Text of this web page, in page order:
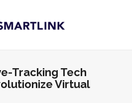
Tracking Tech
Virtual